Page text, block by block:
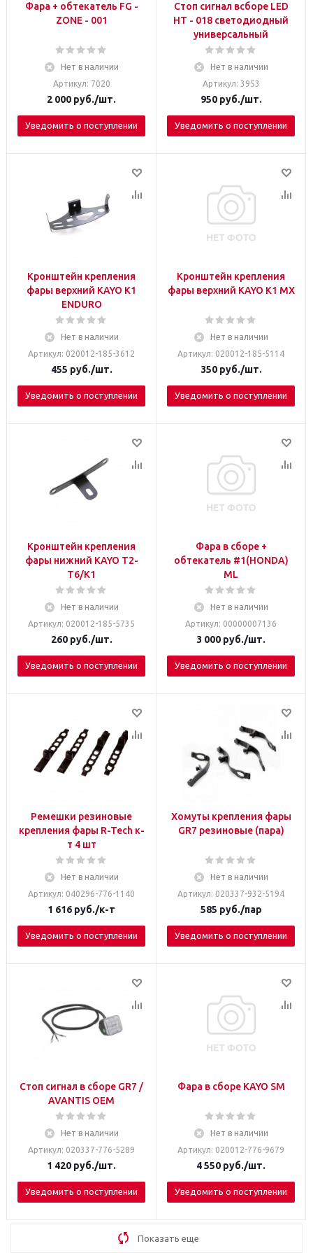
Фара + обтекатель FG -
ZONE - 001
Нет в наличии
Артикул: 7020
2 000 руб./шт.
Уведомить о поступлении
Стоп сигнал всборе LED
HT - 018 светодиодный
универсальный
Нет в наличии
Артикул: 3953
950руб./шт.
Уведомить о поступлении
Кронштейн крепления
фары верхний KAYO К1
ENDURO
Нет в наличии
Артикул: 020012-185-3612
455 руб./шт.
Уведомить о поступлении
Кронштейн крепления
фары верхний KAYO К1 MX
Нет в наличии
Артикул: 020012-185-5114
350руб./шт.
Уведомить о поступлении
Кронштейн крепления
фары нижний KAYO T2-
T6/K1
Нет в наличии
Артикул: 020012-185-5735
260руб./шт.
Уведомить о поступлении
Фара в сборе +
обтекатель #1(HONDA)
ML
Нет в наличии
Артикул: 00000007136
3 000 руб./шт.
Уведомить о поступлении
Ремешки резиновые
крепления фары R-Tech к-
т 4 шт
Нет в наличии
Артикул: 040296-776-1140
1 616 руб./к-т
Уведомить о поступлении
Хомуты крепления фары
GR7 резиновые (пара)
Нет в наличии
Артикул: 020337-932-5194
585 руб./пар
Уведомить о поступлении
Стоп сигнал в сборе GR7 /
AVANTIS OEM
Нет в наличии
Артикул: 020337-776-5289
1 420 руб./шт.
Уведомить о поступлении
Фара в сборе KAYO SM
Нет в наличии
Артикул: 020012-776-9679
4 550 руб./шт.
Уведомить о поступлении
Показать еще